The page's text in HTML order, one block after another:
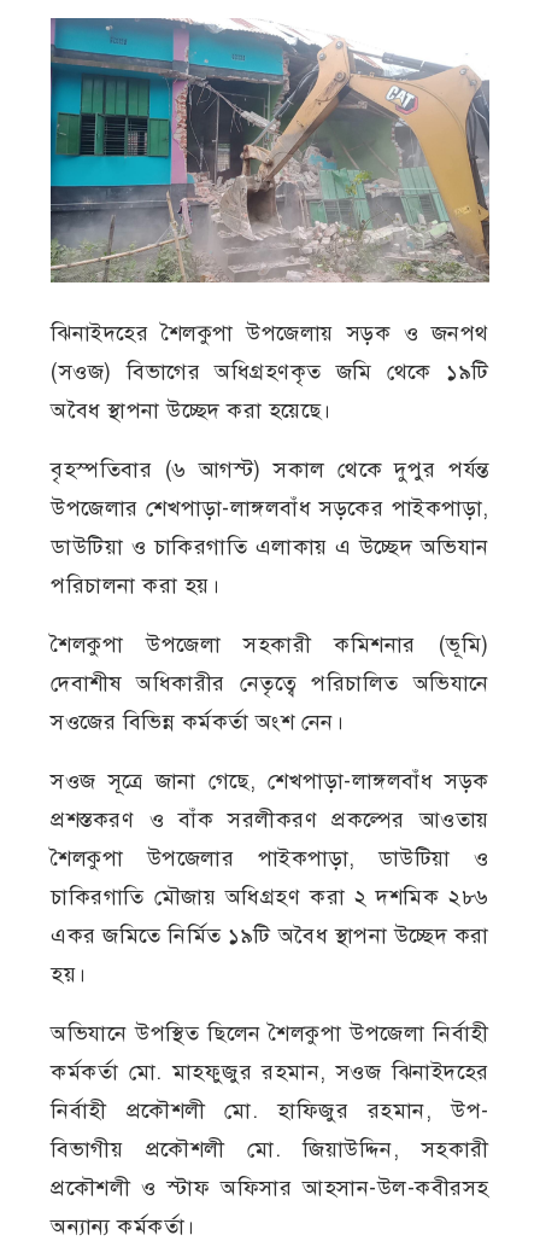
ঝিনাইদহের শৈলকুপা উপজেলায় সড়ক ও জনপথ
(সওজ) বিভাগের অধিগ্রহণকৃত জমি থেকে ১৯টি
অবৈধ স্থাপনা উচ্ছেদ করা হয়েছে।
বৃহস্পতিবার (৬ আগস্ট) সকাল থেকে দুপুর পর্যন্ত
উপজেলার শেখপাড়া-লাঙ্গলবাঁধ সড়কের পাইকপাড়া,
ডাউটিয়া ও চাকিরগাতি এলাকায় এ উচ্ছেদ অভিযান
পরিচালনা করা হয়।
শৈলকুপা উপজেলা সহকারী কমিশনার (ভূমি)
দেবাশীষ অধিকারীর নেতৃত্বে পরিচালিত অভিযানে
সওজের বিভিন্ন কর্মকর্তা অংশ নেন।
সওজ সূত্রে জানা গেছে, শেখপাড়া-লাঙ্গলবাঁধ সড়ক
প্রশস্তকরণ ও বাঁক সরলীকরণ প্রকল্পের আওতায়
শৈলকুপা উপজেলার পাইকপাড়া, ডাউটিয়া ও
চাকিরগাতি মৌজায় অধিগ্রহণ করা ২ দশমিক ২৮৬
একর জমিতে নির্মিত ১৯টি অবৈধ স্থাপনা উচ্ছেদ করা
হয়।
অভিযানে উপস্থিত ছিলেন শৈলকুপা উপজেলা নির্বাহী
কর্মকর্তা মো. মাহফুজুর রহমান, সওজ ঝিনাইদহের
নির্বাহী প্রকৌশলী মো. হাফিজুর রহমান, উপ-
বিভাগীয় প্রকৌশলী মো. জিয়াউদ্দিন, সহকারী
প্রকৌশলী ও স্টাফ অফিসার আহসান-উল-কবীরসহ
অন্যান্য কর্মকর্তা।